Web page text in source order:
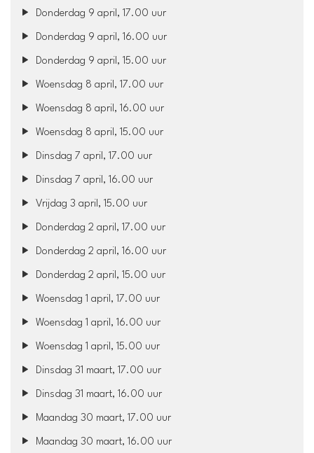
Donderdag 9 april, 17.00 uur
Donderdag 9 april, 16.00 uur
Donderdag 9 april, 15.00 uur
Woensdag 8 april, 17.00 uur
Woensdag 8 april, 16.00 uur
Woensdag 8 april, 15.00 uur
Dinsdag 7 april, 17.00 uur
Dinsdag 7 april, 16.00 uur
Vrijdag 3 april, 15.00 uur
Donderdag 2 april, 17.00 uur
Donderdag 2 april, 16.00 uur
Donderdag 2 april, 15.00 uur
Woensdag 1 april, 17.00 uur
Woensdag 1 april, 16.00 uur
Woensdag 1 april, 15.00 uur
Dinsdag 31 maart, 17.00 uur
Dinsdag 31 maart, 16.00 uur
Maandag 30 maart, 17.00 uur
Maandag 30 maart, 16.00 uur